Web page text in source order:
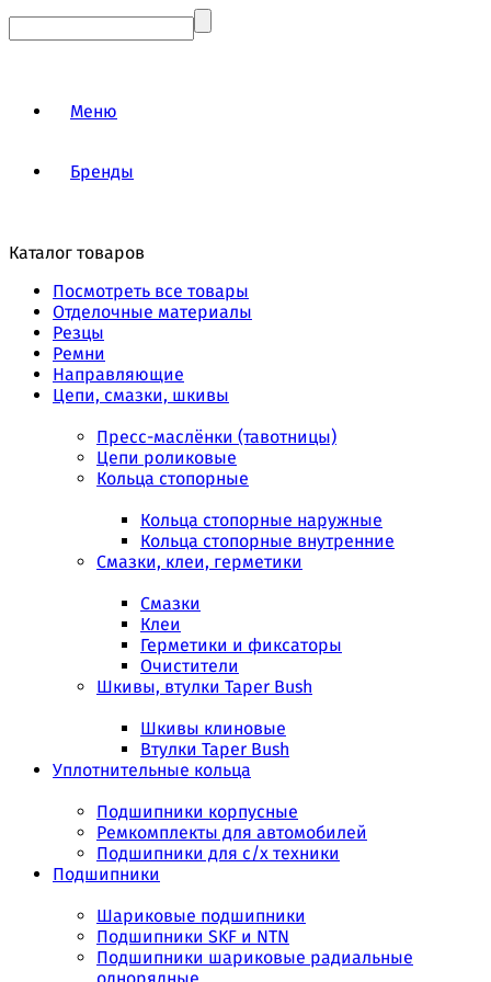
Меню
Бренды
Каталог товаров
Посмотреть все товары
Отделочные материалы
Резцы
Ремни
Направляющие
Цепи, смазки, шкивы
Пресс-маслёнки (тавотницы)
Цепи роликовые
Кольца стопорные
Кольца стопорные наружные
Кольца стопорные внутренние
Смазки, клеи, герметики
Смазки
Клеи
Герметики и фиксаторы
Очистители
Шкивы, втулки Taper Bush
Шкивы клиновые
Втулки Taper Bush
Уплотнительные кольца
Подшипники корпусные
Ремкомплекты для автомобилей
Подшипники для с/х техники
Подшипники
Шариковые подшипники
Подшипники SKF и NTN
Подшипники шариковые радиальные